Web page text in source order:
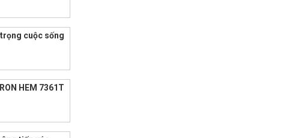
cuộc sống
HEM 7361T